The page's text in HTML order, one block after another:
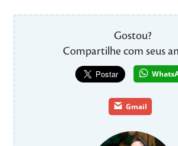
Gostou?
Compartilhe com seus
Gmail